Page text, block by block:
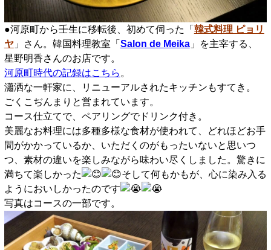
●河原町から壬生に移転後、初めて伺った「 韓式料理 ピョリ
ヤ」さん。韓国料理教室「 Salon de Meika」を主宰する、
星野明香さんのお店です。
河原町時代の記録はこちら 。
瀟洒な一軒家に、リニューアルされたキッチンもすてき。
ごくこぢんまりと営まれています。
コース仕立てで、ペアリングでドリンク付き。
美麗なお料理には多種多様な食材が使われて、どれほどお手
間がかかっているか、いただくのがもったいないと思いつ
つ、素材の違いを楽しみながら味わい尽くしました。驚きに
満ちて楽しかった
そして何もかもが、心に染み入る
ようにおいしかったのです
写真はコースの一部です。